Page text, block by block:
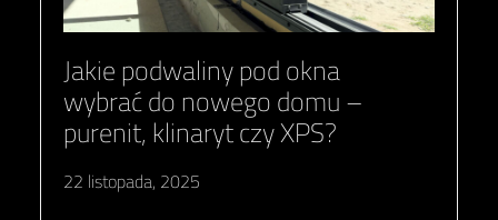
Jakie podwaliny pod okna
wybrać do nowego domu –
purenit, klinaryt czy XPS?
22 listopada, 2025